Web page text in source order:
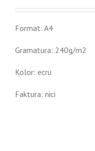
Format: A4
Gramatura: 240g/m2
Kolor: ecru
Faktura: nici